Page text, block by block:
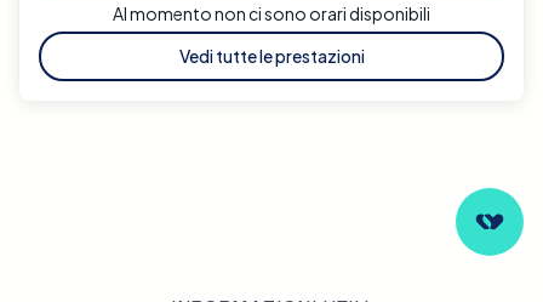
Al momento non ci sono orari disponibili
Vedi tutte le prestazioni